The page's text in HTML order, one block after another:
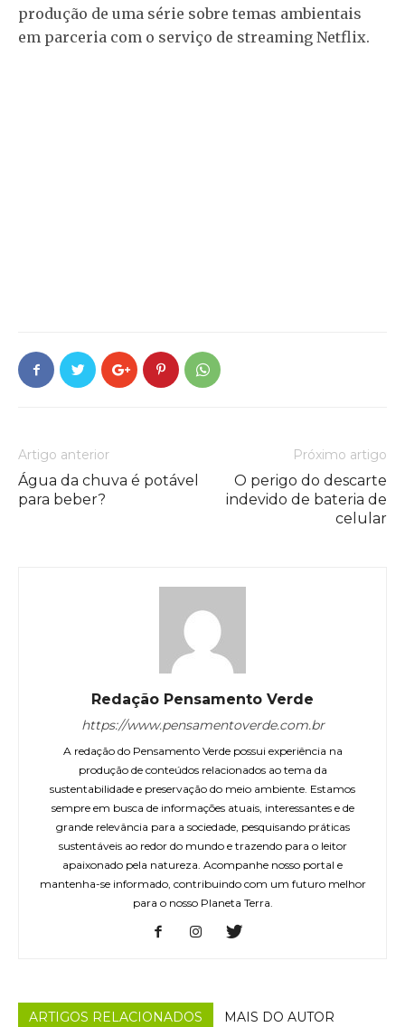
produção de uma série sobre temas ambientais
em parceria com o serviço de streaming Netflix.
Artigo anterior
Água da chuva é potável
para beber?
Próximo artigo
O perigo do descarte
indevido de bateria de
celular
Redação Pensamento Verde
https://www.pensamentoverde.com.br
A redação do Pensamento Verde possui experiência na
produção de conteúdos relacionados ao tema da
sustentabilidade e preservação do meio ambiente. Estamos
sempre em busca de informações atuais, interessantes e de
grande relevância para a sociedade, pesquisando práticas
sustentáveis ao redor do mundo e trazendo para o leitor
apaixonado pela natureza. Acompanhe nosso portal e
mantenha-se informado, contribuindo com um futuro melhor
para o nosso Planeta Terra.
ARTIGOS RELACIONADOS MAIS DO AUTOR